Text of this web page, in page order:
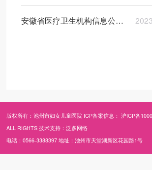
安徽省医疗卫生机构信息公开
版权所有：池州市妇女儿童医院 ICP备案信息：沪ICP备
ALL RIGHTS 技术支持：泛多网络
电话：0566-3388397 地址：池州市天堂湖新区花园路1号